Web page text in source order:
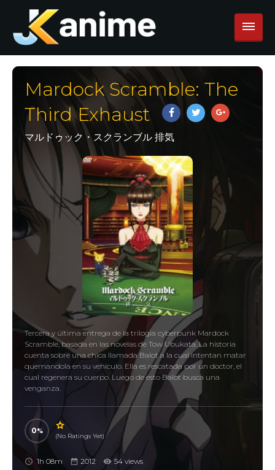
Mardock Scramble: The
Third Exhaust
マルドゥック・スクランブル 排気
Tercera y última entrega de la trilogia cyberpunk Mardock
Scramble, basada en las novelas de Tow Ubukata. La historia
cuenta sobre una chica llamada Balot a la cual intentan matar
quemandola en su vehículo. Ella es rescatada por un doctor, el
cual regenera su cuerpo. Luego de esto Balot busca una
venganza.
0
(No Ratings Yet)
1h 08m 2012 54 views